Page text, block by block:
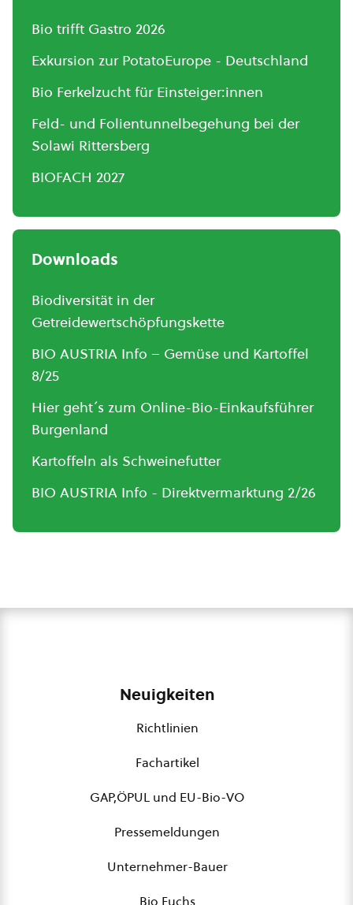
Bio trifft Gastro 2026
Exkursion zur PotatoEurope - Deutschland
Bio Ferkelzucht für Einsteiger:innen
Feld- und Folientunnelbegehung bei der
Solawi Rittersberg
BIOFACH 2027
Downloads
Biodiversität in der
Getreidewertschöpfungskette
BIO AUSTRIA Info – Gemüse und Kartoffel
8/25
Hier geht´s zum Online-Bio-Einkaufsführer
Burgenland
Kartoffeln als Schweinefutter
BIO AUSTRIA Info - Direktvermarktung 2/26
Neuigkeiten
Richtlinien
Fachartikel
GAP,ÖPUL und EU-Bio-VO
Pressemeldungen
Unternehmer-Bauer
Bio Fuchs